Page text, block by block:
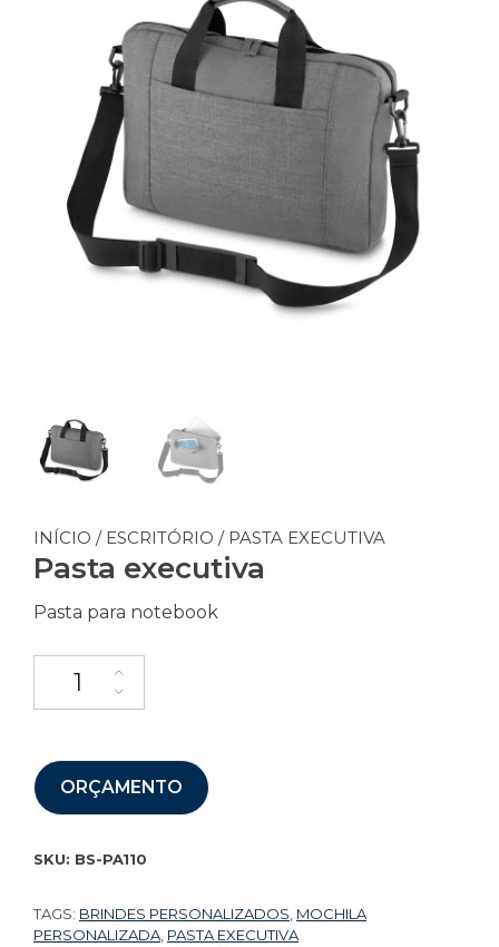
INÍCIO / ESCRITÓRIO / PASTA EXECUTIVA
Pasta executiva
Pasta para notebook
ORÇAMENTO
SKU: BS-PA110
TAGS: BRINDES PERSONALIZADOS MOCHILA
PERSONALIZADA PASTA EXECUTIVA